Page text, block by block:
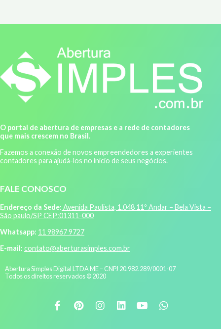
O portal de abertura de empresas e a rede de contadores
que mais crescem no Brasil.
Fazemos a conexão de novos empreendedores a experientes
contadores para ajudá-los no início de seus negócios.
FALE CONOSCO
Endereço da Sede: Avenida Paulista, 1.048 11º Andar – Bela Vista –
São paulo/SP CEP:01311-000
Whatsapp: 11 98967 9727
E-mail: contato@aberturasimples.com.br
Abertura Simples Digital LTDA ME – CNPJ 20.982.289/0001-07
Todos os direitos reservados © 2020